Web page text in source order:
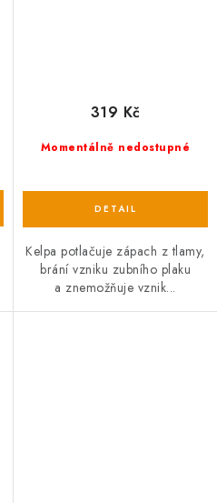
Momentálně nedostupné
319 Kč
Kelpa potlačuje zápach z tlamy,
brání vzniku zubního plaku
a znemožňuje vznik...